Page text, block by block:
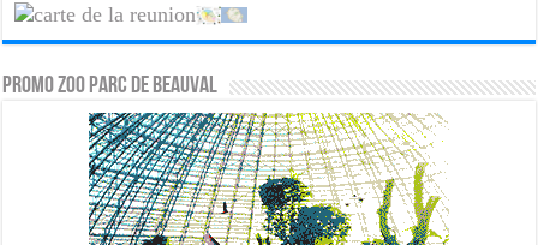
PROMO ZOO PARC DE BEAUVAL